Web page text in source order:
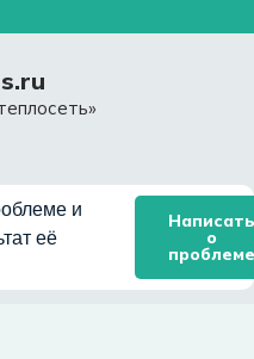
и
её
Написать
о
проблеме